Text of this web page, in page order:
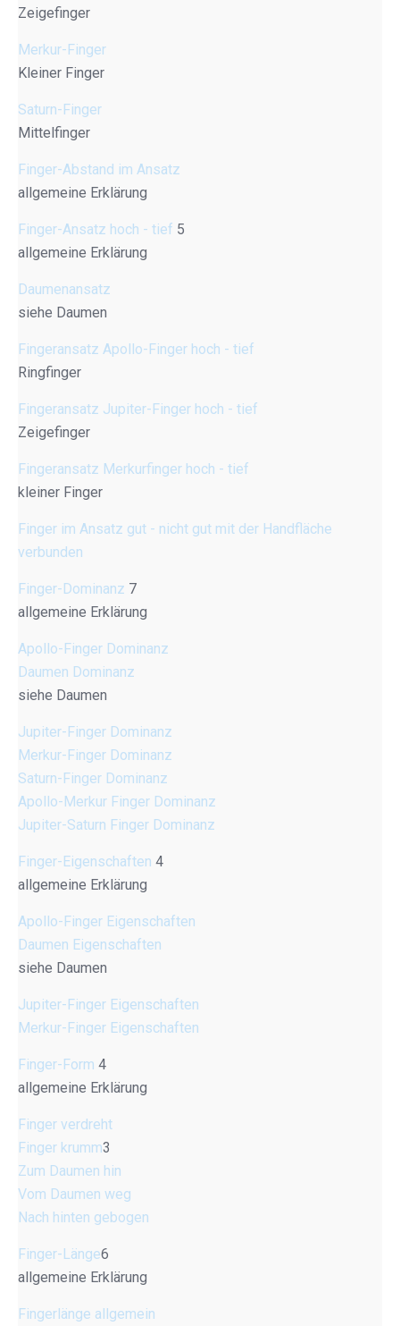
Zeigefinger
Merkur-Finger
Kleiner Finger
Saturn-Finger
Mittelfinger
Finger-Abstand im Ansatz
allgemeine Erklärung
Finger-Ansatz hoch - tief 5
allgemeine Erklärung
Daumenansatz
siehe Daumen
Fingeransatz Apollo-Finger hoch - tief
Ringfinger
Fingeransatz Jupiter-Finger hoch - tief
Zeigefinger
Fingeransatz Merkurfinger hoch - tief
kleiner Finger
Finger im Ansatz gut - nicht gut mit der Handfläche
verbunden
Finger-Dominanz 7
allgemeine Erklärung
Apollo-Finger Dominanz
Daumen Dominanz
siehe Daumen
Jupiter-Finger Dominanz
Merkur-Finger Dominanz
Saturn-Finger Dominanz
Apollo-Merkur Finger Dominanz
Jupiter-Saturn Finger Dominanz
Finger-Eigenschaften 4
allgemeine Erklärung
Apollo-Finger Eigenschaften
Daumen Eigenschaften
siehe Daumen
Jupiter-Finger Eigenschaften
Merkur-Finger Eigenschaften
Finger-Form 4
allgemeine Erklärung
Finger verdreht
Finger krumm3
Zum Daumen hin
Vom Daumen weg
Nach hinten gebogen
Finger-Länge6
allgemeine Erklärung
Fingerlänge allgemein